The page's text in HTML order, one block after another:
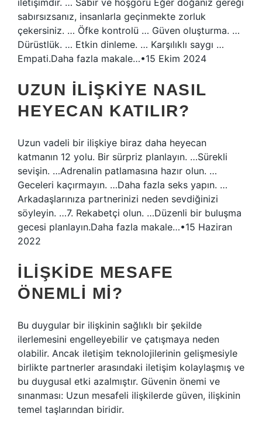
iletişimdir. … Sabır ve hoşgörü Eğer doğanız gereği
sabırsızsanız, insanlarla geçinmekte zorluk
çekersiniz. … Öfke kontrolü … Güven oluşturma. …
Dürüstlük. … Etkin dinleme. … Karşılıklı saygı …
Empati.Daha fazla makale…•15 Ekim 2024
UZUN ILIŞKIYE NASIL
HEYECAN KATILIR?
Uzun vadeli bir ilişkiye biraz daha heyecan
katmanın 12 yolu. Bir sürpriz planlayın. …Sürekli
sevişin. …Adrenalin patlamasına hazır olun. …
Geceleri kaçırmayın. …Daha fazla seks yapın. …
Arkadaşlarınıza partnerinizi neden sevdiğinizi
söyleyin. …7. Rekabetçi olun. …Düzenli bir buluşma
gecesi planlayın.Daha fazla makale…•15 Haziran
2022
İLIŞKIDE MESAFE
ÖNEMLI MI?
Bu duygular bir ilişkinin sağlıklı bir şekilde
ilerlemesini engelleyebilir ve çatışmaya neden
olabilir. Ancak iletişim teknolojilerinin gelişmesiyle
birlikte partnerler arasındaki iletişim kolaylaşmış ve
bu duygusal etki azalmıştır. Güvenin önemi ve
sınanması: Uzun mesafeli ilişkilerde güven, ilişkinin
temel taşlarından biridir.